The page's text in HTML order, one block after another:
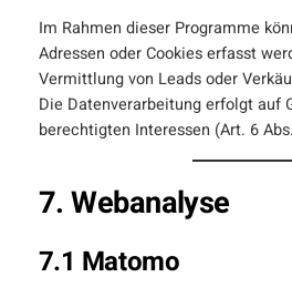
Im Rahmen dieser Programme
Adressen oder Cookies erfasst
Vermittlung von Leads oder
Die Datenverarbeitung erfolgt auf
berechtigten Interessen (Art. 6
7. Webanalyse
7.1 Matomo